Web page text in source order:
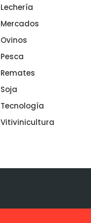
Lechería
Mercados
Ovinos
Pesca
Remates
Soja
Tecnología
Vitivinicultura